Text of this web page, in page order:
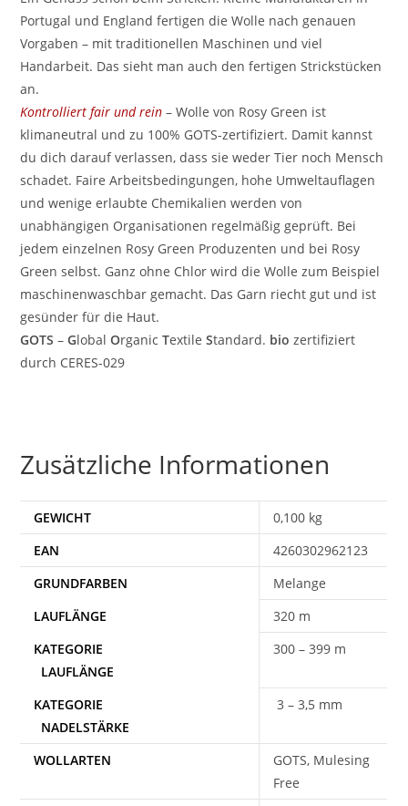
Portugal und England fertigen die Wolle nach genauen
Vorgaben – mit traditionellen Maschinen und viel
Handarbeit. Das sieht man auch den fertigen Strickstücken
an.
Kontrolliert fair und rein – Wolle von Rosy Green ist
klimaneutral und zu 100% GOTS-zertifiziert. Damit kannst
du dich darauf verlassen, dass sie weder Tier noch Mensch
schadet. Faire Arbeitsbedingungen, hohe Umweltauflagen
und wenige erlaubte Chemikalien werden von
unabhängigen Organisationen regelmäßig geprüft. Bei
jedem einzelnen Rosy Green Produzenten und bei Rosy
Green selbst. Ganz ohne Chlor wird die Wolle zum Beispiel
maschinenwaschbar gemacht. Das Garn riecht gut und ist
gesünder für die Haut.
GOTS –GlobalOrganicTextileStandard. bio zertifiziert
durch CERES-029
Zusätzliche Informationen
GEWICHT
0,100 kg
EAN
4260302962123
Melange
320 m
300 – 399 m
3 – 3,5 mm
WOLLARTEN
GOTS, Mulesing
Free